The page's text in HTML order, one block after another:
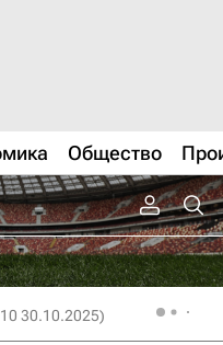
Общество
30.10.2025)